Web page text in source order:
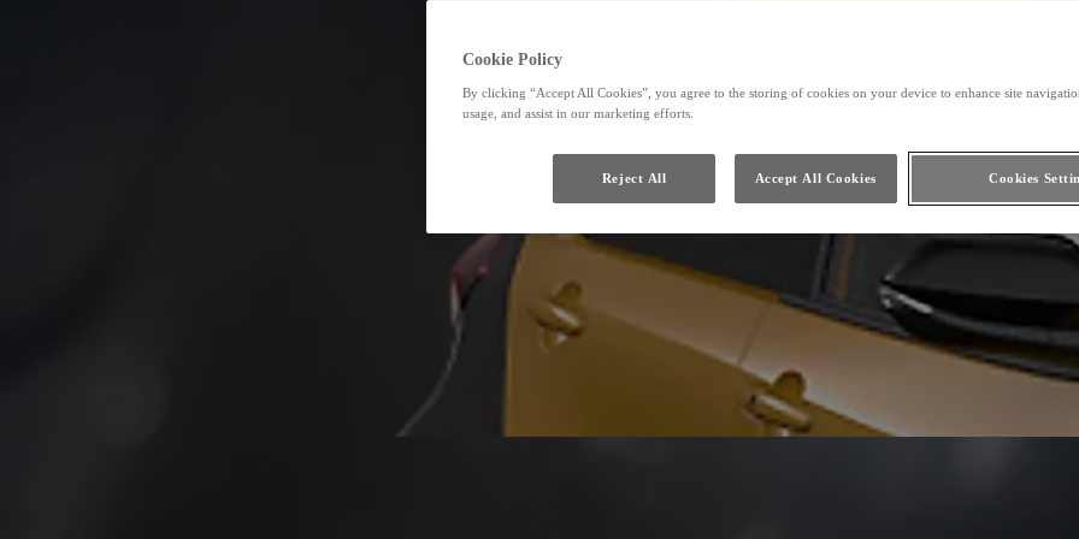
Cookie Policy
By clicking “Accept All Cookies”, you agree to the storing of cookies on your device to enhance site
usage, and assist in our marketing efforts.
Cookies
Reject All Accept All Cookies